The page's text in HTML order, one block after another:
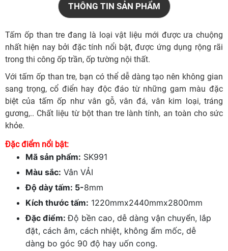
THÔNG TIN SẢN PHẨM
Tấm ốp than tre đang là loại vật liệu mới được ưa chuộng
nhất hiện nay bởi đặc tính nổi bật, được ứng dụng rộng rãi
trong thi công ốp trần, ốp tường nội thất.
Với tấm ốp than tre, bạn có thể dễ dàng tạo nên không gian
sang trọng, cổ điển hay độc đáo từ những gam màu đặc
biệt của tấm ốp như vân gỗ, vân đá, vân kim loại, tráng
gương,.. Chất liệu từ bột than tre lành tính, an toàn cho sức
khỏe.
Đặc điểm nổi bật:
Mã sản phẩm: SK991
Màu sắc: Vân VẢI
Độ dày tấm: 5-8mm
Kích thước tấm: 1220mmx2440mmx2800mm
Đặc điểm:Độ bền cao, dễ dàng vận chuyển, lắp
đặt, cách âm, cách nhiệt, không ẩm mốc, dễ
dàng bo góc 90 độ hay uốn cong.